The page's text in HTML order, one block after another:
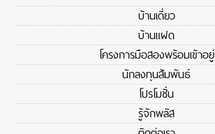
บ้านเดี่ยว
บ้านแฝด
โครงการมือสองพร้อมเข้าอยู่
นักลงทุนสัมพันธ์
โปรโมชั่น
รู้จักพลัส